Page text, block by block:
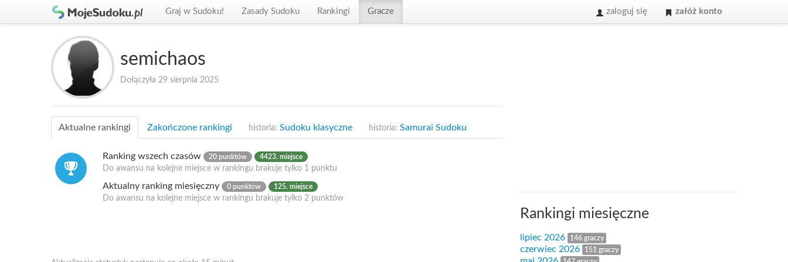
Graj w Sudoku! Zasady Sudoku Rankingi Gracze zaloguj się załóż konto
semichaos
Dołączyła 29 sierpnia 2025
Aktualne rankingi Zakończone rankingi historia: Sudoku klasyczne historia: Samurai Sudoku
Ranking wszech czasów 20 punktów 4423. miejsce
Do awansu na kolejne miejsce w rankingu brakuje tylko 1 punktu
Aktualny ranking miesięczny 0 punktów 125. miejsce
Do awansu na kolejne miejsce w rankingu brakuje tylko 2 punktów
Rankingi miesięczne
lipiec 2026 146 graczy
czerwiec 2026 151 graczy